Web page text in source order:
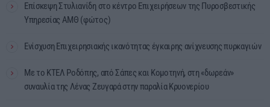
Επίσκεψη Στυλιανίδη στο κέντρο Επιχειρήσεων της Πυροσβεστικής
Υπηρεσίας ΑΜΘ (φώτος)
Ενίσχυση Επιχειρησιακής ικανότητας έγκαιρης ανίχνευσης πυρκαγιών
Με το ΚΤΕΛ Ροδόπης, από Σάπες και Κομοτηνή, στη «δωρεάν»
συναυλία της Λένας Ζευγαρά στην παραλία Κρυονερίου